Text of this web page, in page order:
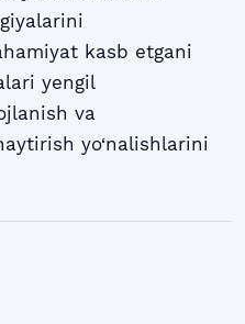
kasb etgani
yengil
va
yo‘nalishlarini